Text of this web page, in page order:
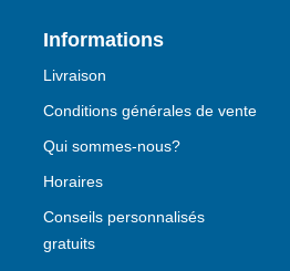
Informations
Livraison
Conditions générales de vente
Qui sommes-nous?
Horaires
Conseils personnalisés
gratuits